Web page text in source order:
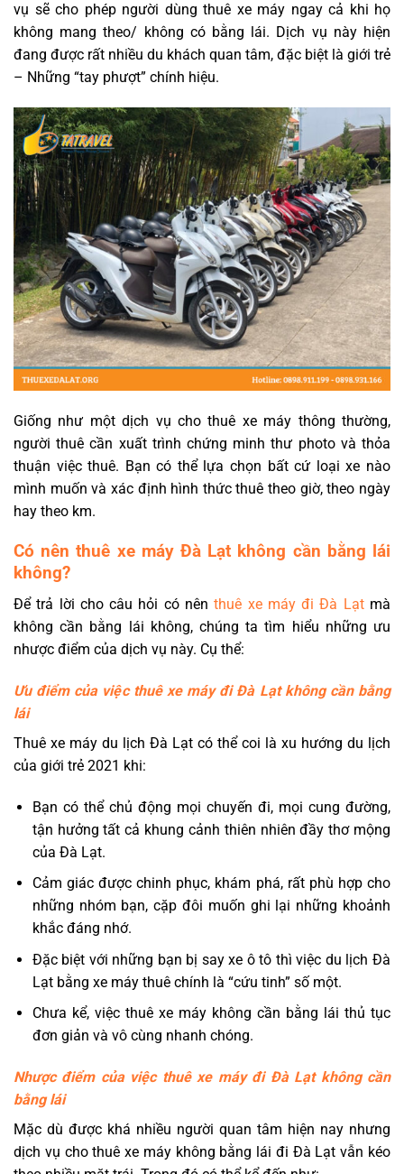
vụ sẽ cho phép người dùng thuê xe máy ngay cả khi họ
không mang theo/ không có bằng lái. Dịch vụ này hiện
đang được rất nhiều du khách quan tâm, đặc biệt là giới trẻ
– Những “tay phượt” chính hiệu.
Giống như một dịch vụ cho thuê xe máy thông thường,
người thuê cần xuất trình chứng minh thư photo và thỏa
thuận việc thuê. Bạn có thể lựa chọn bất cứ loại xe nào
mình muốn và xác định hình thức thuê theo giờ, theo ngày
hay theo km.
Có nên thuê xe máy Đà Lạt không cần bằng lái
không?
Để trả lời cho câu hỏi có nênthuê xe máy đi Đà Lạtmà
không cần bằng lái không, chúng ta tìm hiểu những ưu
nhược điểm của dịch vụ này. Cụ thể:
Ưu điểm của việc thuê xe máy đi Đà Lạt không cần bằng
lái
Thuê xe máy du lịch Đà Lạt có thể coi là xu hướng du lịch
của giới trẻ 2021 khi:
Bạn có thể chủ động mọi chuyến đi, mọi cung đường,
tận hưởng tất cả khung cảnh thiên nhiên đầy thơ mộng
của Đà Lạt.
Cảm giác được chinh phục, khám phá, rất phù hợp cho
những nhóm bạn, cặp đôi muốn ghi lại những khoảnh
khắc đáng nhớ.
Đặc biệt với những bạn bị say xe ô tô thì việc du lịch Đà
Lạt bằng xe máy thuê chính là “cứu tinh” số một.
Chưa kể, việc thuê xe máy không cần bằng lái thủ tục
đơn giản và vô cùng nhanh chóng.
Nhược điểm của việc thuê xe máy đi Đà Lạt không cần
bằng lái
Mặc dù được khá nhiều người quan tâm hiện nay nhưng
dịch vụ cho thuê xe máy không bằng lái đi Đà Lạt vẫn kéo